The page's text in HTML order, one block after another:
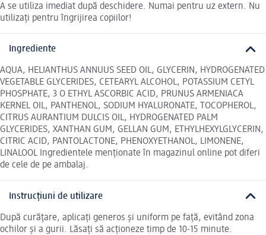
A se utiliza imediat după deschidere. Numai pentru uz extern. Nu
utilizați pentru îngrijirea copiilor!
Ingrediente
AQUA, HELIANTHUS ANNUUS SEED OIL, GLYCERIN, HYDROGENATED
VEGETABLE GLYCERIDES, CETEARYL ALCOHOL, POTASSIUM CETYL
PHOSPHATE, 3 O ETHYL ASCORBIC ACID, PRUNUS ARMENIACA
KERNEL OIL, PANTHENOL, SODIUM HYALURONATE, TOCOPHEROL,
CITRUS AURANTIUM DULCIS OIL, HYDROGENATED PALM
GLYCERIDES, XANTHAN GUM, GELLAN GUM, ETHYLHEXYLGLYCERIN,
CITRIC ACID, PANTOLACTONE, PHENOXYETHANOL, LIMONENE,
LINALOOL Ingredientele menționate în magazinul online pot diferi
de cele de pe ambalaj.
Instrucțiuni de utilizare
După curățare, aplicați generos și uniform pe față, evitând zona
ochilor și a gurii. Lăsați să acționeze timp de 10-15 minute.